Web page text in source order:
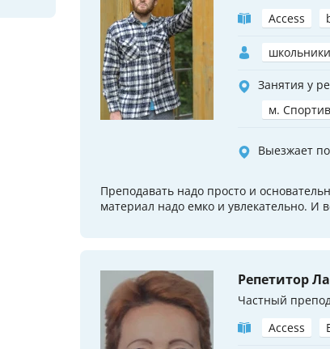
Access
Занятия у
м.
Выезжает
Преподавать надо просто и
материал надо емко и увлекательно. И
Репетитор
Частный
Access